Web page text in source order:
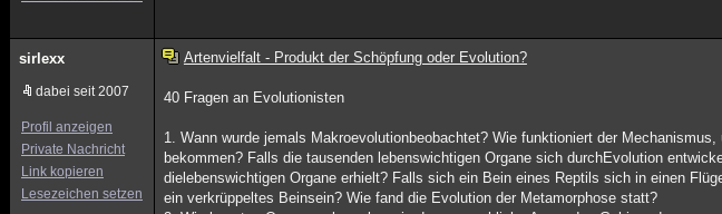
sirlexx
dabei seit 2007
Profil anzeigen
Private Nachricht
Link kopieren
Lesezeichen setzen
Artenvielfalt - Produkt der Schöpfung oder Evolution?
40 Fragen an Evolutionisten
1. Wann wurde jemals Makroevolutionbeobachtet? Wie funktioniert der
bekommen? Falls die tausenden lebenswichtigen Organe sich durchEvolution
dielebenswichtigen Organe erhielt? Falls sich ein Bein eines Reptils sich in einen
ein verkrüppeltes Beinsein? Wie fand die Evolution der Metamorphose statt?